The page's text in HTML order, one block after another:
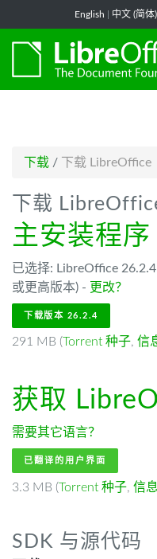
English 中文 (简体)
下载 / 下载 LibreOffice
下载
主安装程序
已选择: LibreOffice
或更高版本) - 更改？
下载版本 26.2.4
291 MB (Torrent 种子, 信
获取
需要其它语言？
已翻译的用户界面
3.3 MB (Torrent 种子, 信息
SDK 与源代码